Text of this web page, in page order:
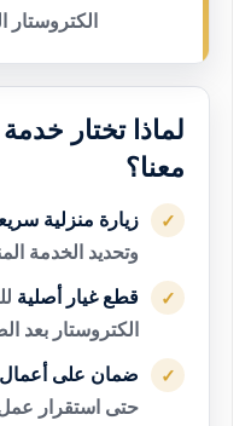
الكتروستار
لماذا تختار
معنا؟
✓ زيارة منزلية
وتحديد الخدمة
✓ قطع غيار أصلية
الكتروستار بعد
✓ ضمان على أعمال
حتى استقرار عمل